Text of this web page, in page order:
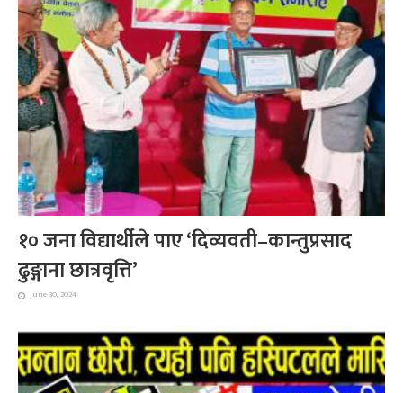
१० जना विद्यार्थीले पाए ‘दिव्यवती–कान्तुप्रसाद
ढुङ्गाना छात्रवृत्ति’
June 30, 2024